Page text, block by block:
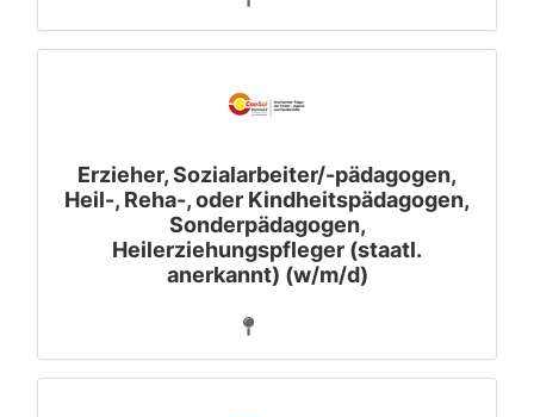
Erzieher, Sozialarbeiter/-pädagogen,
Heil-, Reha-, oder Kindheitspädagogen,
Sonderpädagogen,
Heilerziehungspfleger (staatl.
anerkannt) (w/m/d)